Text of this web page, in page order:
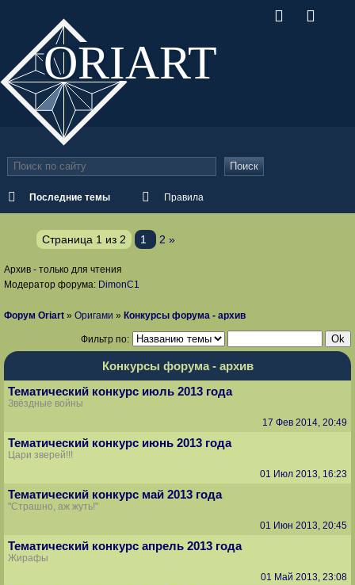
ORIART
Последние темы Правила
Поиск
Страница 1 из 2 1 2 »
Архив - только для чтения
Модератор форума: DimonС1
Форум Oriart » Оригами » Конкурсы форума - архив
Фильтр по:
Конкурсы форума - архив
Тематический конкурс июль 2013 года
Звёздные войны
17 Фев 2014, 20:49
Тематический конкурс июнь 2013 года
Цари зверей!!!
01 Июл 2013, 16:23
Тематический конкурс май 2013 года
"Страшно, аж жуть!"
01 Июн 2013, 20:45
Тематический конкурс апрель 2013 года
Жирафы
01 Май 2013, 23:08